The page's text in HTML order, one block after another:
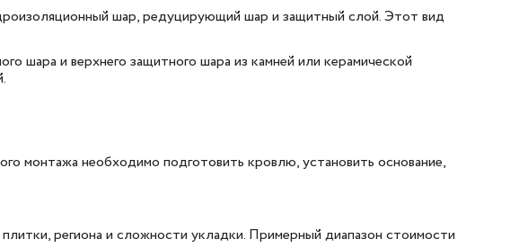
шар, редуцирующий шар и защитный слой. Этот вид
шара и верхнего защитного шара из камней или керамической
монтажа необходимо подготовить кровлю, установить основание,
региона и сложности укладки. Примерный диапазон стоимости